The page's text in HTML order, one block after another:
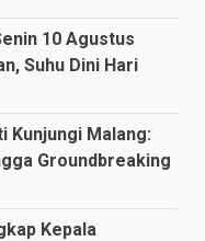
10 Agustus
Suhu Dini Hari
Kunjungi Malang:
Groundbreaking
Kepala